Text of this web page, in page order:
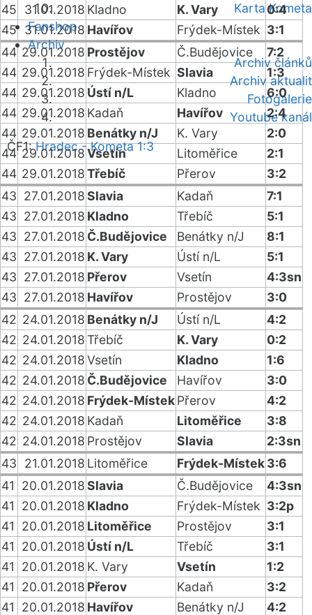
Karta Kometa
Fanshop
Archiv
Archiv článků
Archiv aktualit
Fotogalerie
Youtube kanál
ČF1:Hradec - Kometa 1:3
45
31.01.2018 Kladno K. Vary
0:4
45 31.01.2018 Havířov Frýdek-Místek 3:1
44 29.01.2018 Prostějov Č.Budějovice
7:2
44 29.01.2018 Frýdek-Místek Slavia
1:3
44 29.01.2018 Ústí n/L Kladno
6:0
44 29.01.2018 Kadaň Havířov
2:4
44 29.01.2018 Benátky n/J K. Vary
2:0
44 29.01.2018Vsetín Litoměřice
2:1
44 29.01.2018Třebíč Přerov
3:2
43 27.01.2018Slavia Kadaň
7:1
43 27.01.2018 Kladno Třebíč
5:1
43 27.01.2018 Č.Budějovice Benátky n/J
8:1
43 27.01.2018 K. Vary Ústí n/L
5:1
43 27.01.2018 Přerov Vsetín
4:3sn
43 27.01.2018 Havířov Prostějov
3:0
42 24.01.2018 Benátky n/J Ústí n/L
4:2
42 24.01.2018Třebíč K. Vary
0:2
42 24.01.2018Vsetín Kladno
1:6
42 24.01.2018 Č.Budějovice Havířov
3:0
42 24.01.2018 Frýdek-MístekPřerov
4:2
42 24.01.2018 Kadaň Litoměřice
3:8
42 24.01.2018 Prostějov Slavia
2:3sn
43
21.01.2018 Litoměřice Frýdek-Místek3:6
41
20.01.2018Slavia Č.Budějovice
4:3sn
41
20.01.2018 Kladno Frýdek-Místek 3:2p
41
20.01.2018 Litoměřice Prostějov
3:1
41
20.01.2018 Ústí n/L Třebíč
3:1
41
20.01.2018 K. Vary Vsetín
1:2
41
20.01.2018 Přerov Kadaň
3:2
41
20.01.2018 Havířov Benátky n/J 4:2